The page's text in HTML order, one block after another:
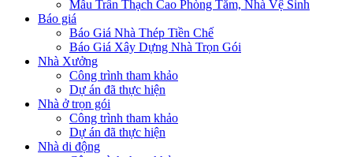
Mẫu Trần Thạch Cao Phòng Tắm, Nhà Vệ Sinh
Báo giá
Báo Giá Nhà Thép Tiền Chế
Báo Giá Xây Dựng Nhà Trọn Gói
Nhà Xưởng
Công trình tham khảo
Dự án đã thực hiện
Nhà ở trọn gói
Công trình tham khảo
Dự án đã thực hiện
Nhà di động